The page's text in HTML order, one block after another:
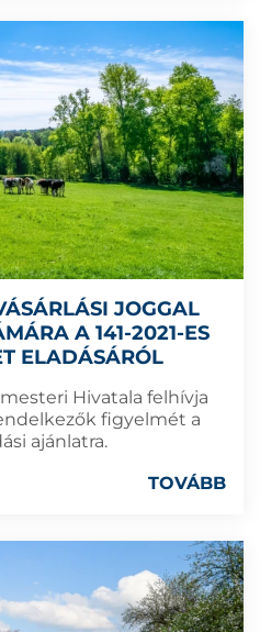
JOGGAL
A 141-2021-ES
ELADÁSÁRÓL
Hivatala felhívja
figyelmét a
ajánlatra.
TOVÁBB